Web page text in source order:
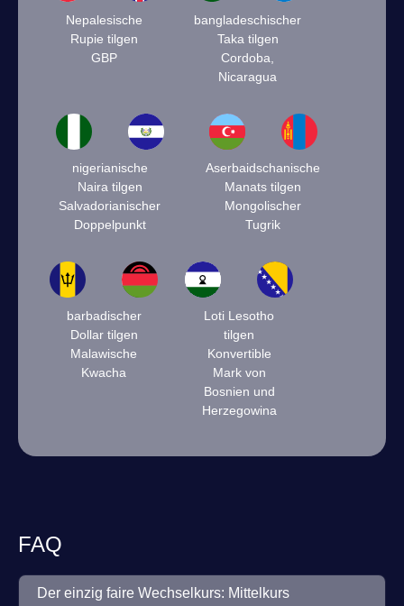
Nepalesische
Rupie tilgen
GBP
bangladeschischer
Taka tilgen
Cordoba,
Nicaragua
nigerianische
Naira tilgen
Salvadorianischer
Doppelpunkt
Aserbaidschanische
Manats tilgen
Mongolischer
Tugrik
barbadischer
Dollar tilgen
Malawische
Kwacha
Loti Lesotho
tilgen
Konvertible
Mark von
Bosnien und
Herzegowina
FAQ
Der einzig faire Wechselkurs: Mittelkurs